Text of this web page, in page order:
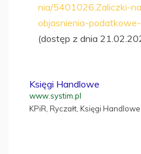
nia/5401026,Zaliczki-
objasnienia-
(dostęp z dnia
Księgi Handlowe
www.systim.pl
KPiR, Ryczałt, Księgi Handlowe